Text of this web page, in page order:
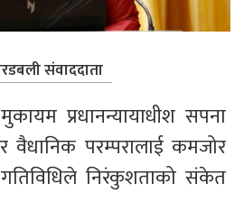
संवाददाता
प्रधानन्यायाधीश सपना
वैधानिक परम्परालाई कमजोर
गतिविधिले निरंकुशताको संकेत